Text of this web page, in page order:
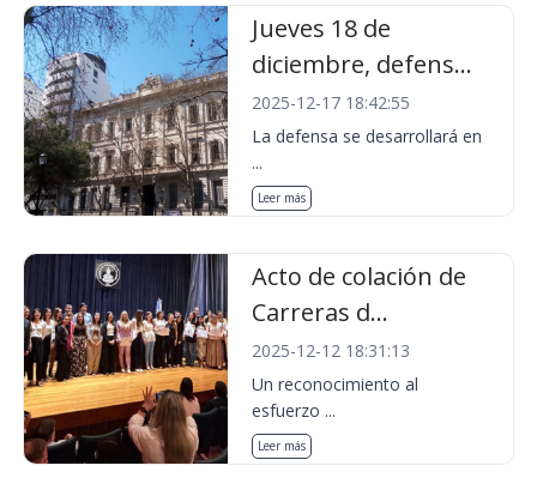
Jueves 18 de
diciembre, defens...
2025-12-17 18:42:55
La defensa se desarrollará en
...
Leer más
Acto de colación de
Carreras d...
2025-12-12 18:31:13
Un reconocimiento al
esfuerzo ...
Leer más